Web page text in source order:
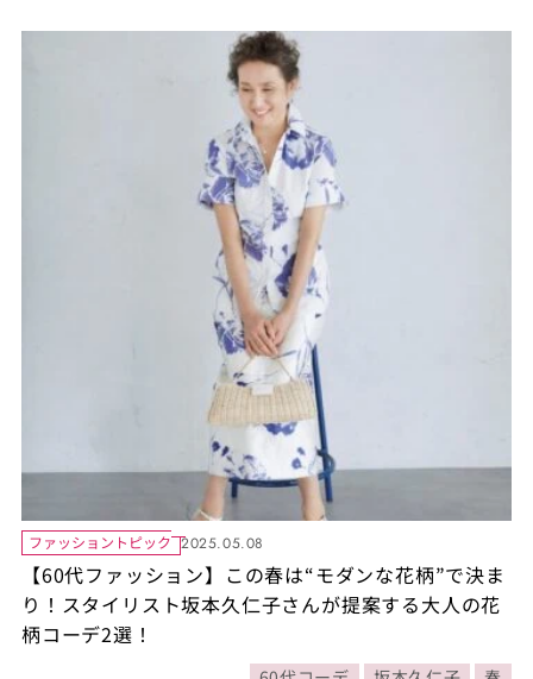
ファッショントピック 2025.05.08
【60代ファッション】この春は“モダンな花柄”で決ま
り！スタイリスト坂本久仁子さんが提案する大人の花
柄コーデ2選！